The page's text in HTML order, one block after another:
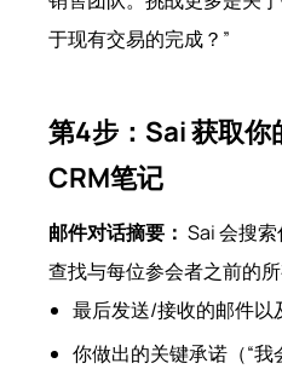
于现有交易的完成？”
第4步：Sai 获取你
CRM笔记
邮件对话摘要： Sai 会搜
查找与每位参会者之前的
最后发送/接收的邮件以
你做出的关键承诺（“我